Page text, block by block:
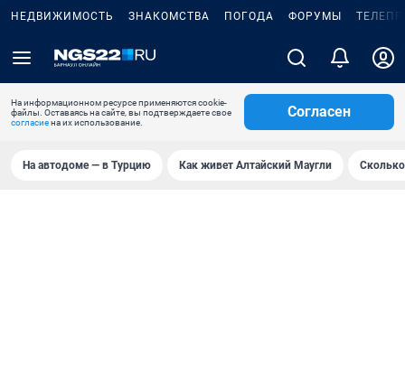
НЕДВИЖИМОСТЬ ЗНАКОМСТВА ПОГОДА ФОРУМЫ
На информационном ресурсе применяются cookie-
файлы. Оставаясь на сайте, вы подтверждаете свое
согласиена их использование.
Согласен
На автодоме — в Турцию Как живет Алтайский Маугли